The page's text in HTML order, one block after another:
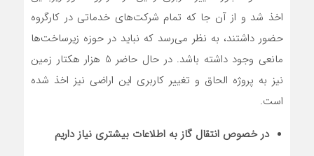
اخذ شد و از آن جا که تمام شرکت‌های خدماتی در کارگروه
حضور داشتند، به نظر می‌رسد که نباید در حوزه زیرساخت‌ها
مانعی وجود داشته باشد. در حال حاضر 5 هزار هکتار زمین
نیز به پروژه الحاق و تغییر کاربری این اراضی نیز اخذ شده
است.
در خصوص انتقال گاز به اطلاعات بیشتری نیاز داریم